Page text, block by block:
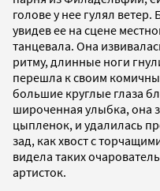
голове у нее гулял
увидев ее на сцене
танцевала. Она
ритму, длинные ноги
перешла к своим
большие круглые глаза
широченная улыбка, она
цыпленок, и удалилась
зад, как хвост с
видела таких
артисток.